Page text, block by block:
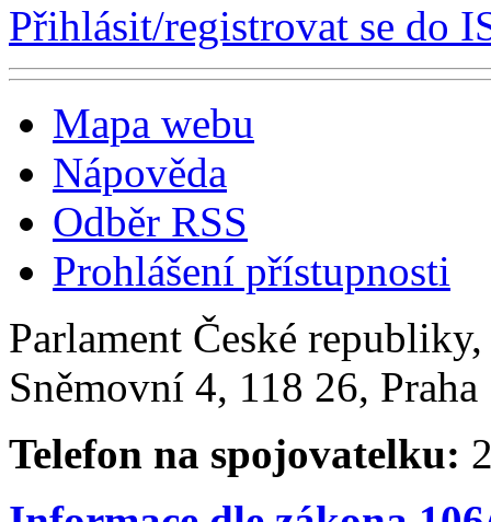
Přihlásit/registrovat se do
Mapa webu
Nápověda
Odběr RSS
Prohlášení přístupnosti
Parlament České
Sněmovní 4, 118 26,
Telefon na spojovatelku: